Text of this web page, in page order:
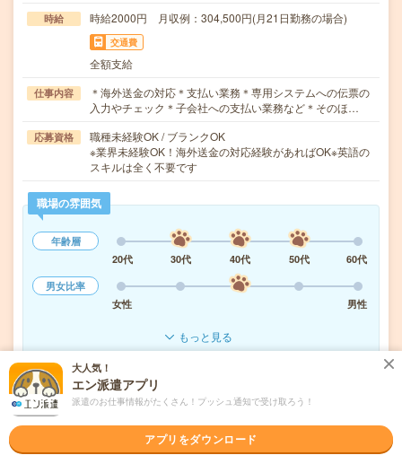
時給 時給2000円 月収例：304,500円(月21日勤務の場合)
交通費
全額支給
仕事内容
＊海外送金の対応＊支払い業務＊専用システムへの伝票の
入力やチェック＊子会社への支払い業務など＊そのほ…
応募資格
職種未経験OK / ブランクOK
※業界未経験OK！海外送金の対応経験があればOK※英語の
スキルは全く不要です
職場の雰囲気
年齢層
20代
30代 40代 50代
60代
男女比率
女性
男性
もっと見る
気になる!
派遣会社 パーソルテンプスタッフ株式会社
大人気！
エン派遣アプリ
派遣のお仕事情報がたくさん！プッシュ通知で受け取ろう！
アプリをダウンロード